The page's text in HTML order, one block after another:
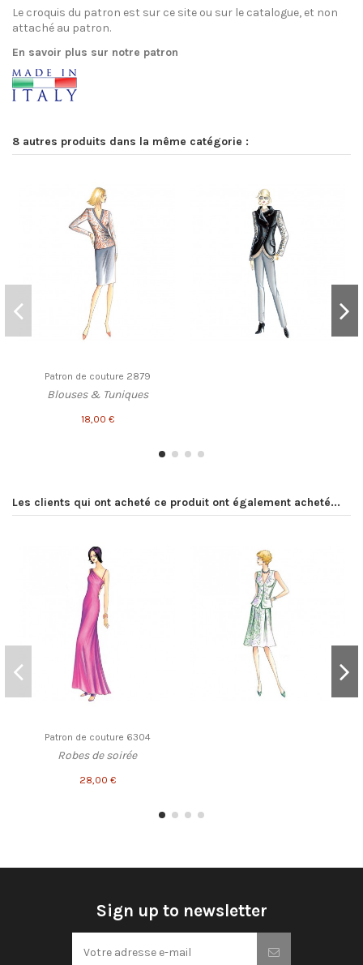
Le croquis du patron est sur ce site ou sur le catalogue, et non
attaché au patron.
En savoir plus sur notre patron
8 autres produits dans la même catégorie :
Patron de couture 2879
Blouses & Tuniques
18,00 €
Les clients qui ont acheté ce produit ont également acheté...
Patron de couture 6304
Robes de soirée
28,00 €
Sign up to newsletter